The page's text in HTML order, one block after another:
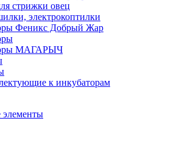
стрижки овец
электрокоптилки
Феникс Добрый Жар
МАГАРЫЧ
к инкубаторам